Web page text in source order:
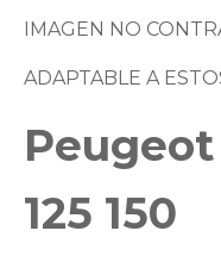
IMAGEN NO
ADAPTABLE A
Peugeot
125 150